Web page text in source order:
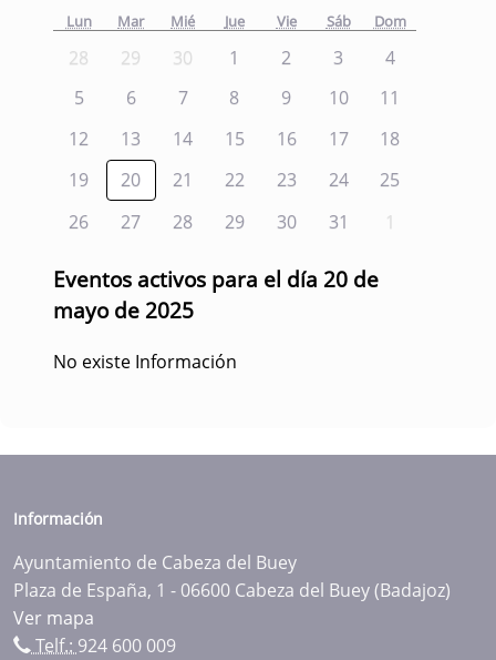
Lun Mar Mié Jue Vie Sáb Dom
28 29 30 1 2 3
4
5
6 7 8 9 10
11
12
13 14 15 16 17
18
19
20 21 22 23 24
25
26
27 28 29 30 31 1
Eventos activos para el día 20 de
mayo de 2025
No existe Información
Información
Ayuntamiento de Cabeza del Buey
Plaza de España, 1 - 06600 Cabeza del Buey (Badajoz)
Ver mapa
Telf.: 924 600 009